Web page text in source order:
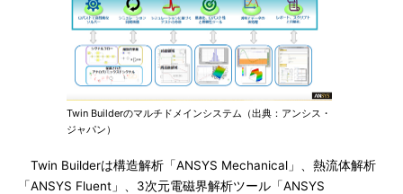
Twin Builderのマルチドメインシステム（出典：アンシス・
ジャパン）
Twin Builderは構造解析「ANSYS Mechanical」、熱流体解析
「ANSYS Fluent」、3次元電磁界解析ツール「ANSYS